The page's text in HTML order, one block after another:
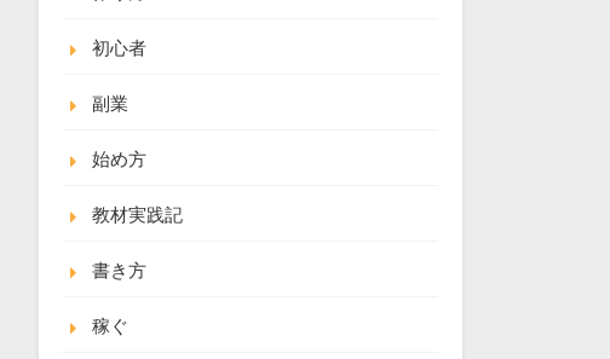
初心者
副業
始め方
教材実践記
書き方
稼ぐ